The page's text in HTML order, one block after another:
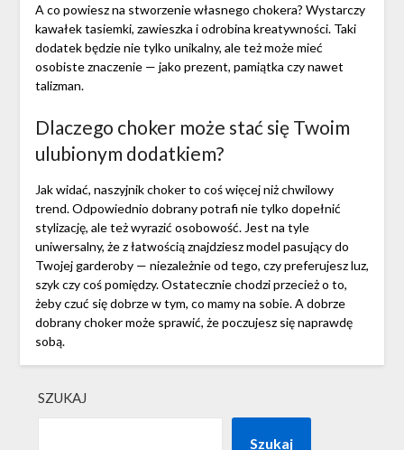
A co powiesz na stworzenie własnego chokera? Wystarczy
kawałek tasiemki, zawieszka i odrobina kreatywności. Taki
dodatek będzie nie tylko unikalny, ale też może mieć
osobiste znaczenie — jako prezent, pamiątka czy nawet
talizman.
Dlaczego choker może stać się Twoim
ulubionym dodatkiem?
Jak widać, naszyjnik choker to coś więcej niż chwilowy
trend. Odpowiednio dobrany potrafi nie tylko dopełnić
stylizację, ale też wyrazić osobowość. Jest na tyle
uniwersalny, że z łatwością znajdziesz model pasujący do
Twojej garderoby — niezależnie od tego, czy preferujesz luz,
szyk czy coś pomiędzy. Ostatecznie chodzi przecież o to,
żeby czuć się dobrze w tym, co mamy na sobie. A dobrze
dobrany choker może sprawić, że poczujesz się naprawdę
sobą.
SZUKAJ
Szukaj